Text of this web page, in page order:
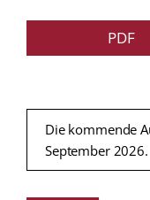
PDF
Die kommende
September 2026.